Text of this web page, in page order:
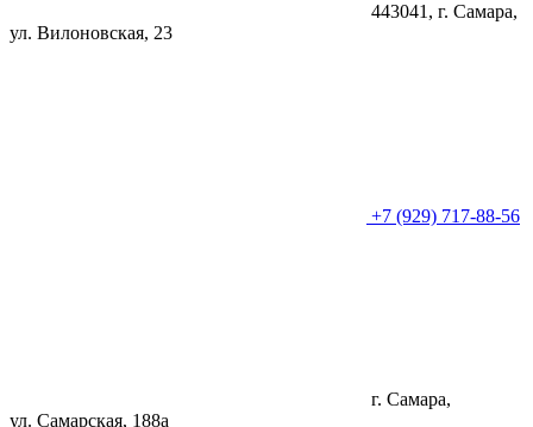
443041, г. Самара,
ул. Вилоновская, 23
+7 (929) 717-88-56
г. Самара,
ул. Самарская, 188а